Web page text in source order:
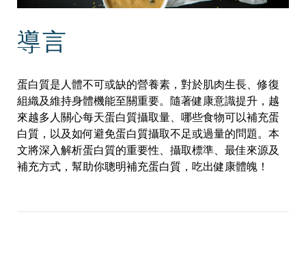
導言
蛋白質是人體不可或缺的營養素，對於肌肉生長、修復
組織及維持身體機能至關重要。隨著健康意識提升，越
來越多人關心每天蛋白質攝取量、哪些食物可以補充蛋
白質，以及如何避免蛋白質攝取不足或過量的問題。本
文將深入解析蛋白質的重要性、攝取標準、最佳來源及
補充方式，幫助你聰明補充蛋白質，吃出健康體魄！